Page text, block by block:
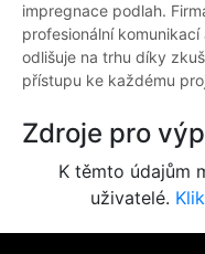
impregnace podlah.
profesionální
odlišuje na trhu díky
přístupu ke každému
Zdroje pro
K těmto údajům
uživatelé.